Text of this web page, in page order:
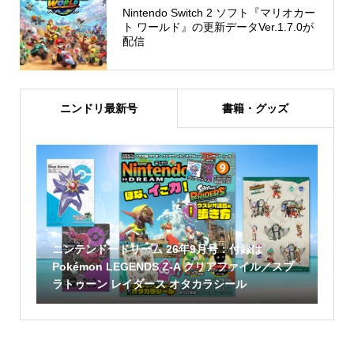
Nintendo Switch 2 ソフト『マリオカー
ト ワールド』の更新データVer.1.7.0が
配信
ニンドリ最新号 書籍・グッズ
ニンテンドードリーム 26年9月号：付録は
Pokémon LEGENDS Z-A クリアファイル／スプ
ラトゥーン レイダース オタカラシール